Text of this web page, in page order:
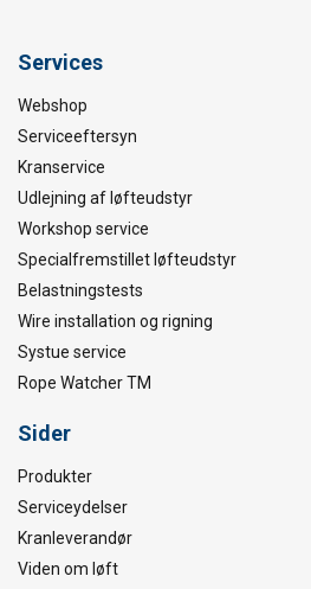
Services
Webshop
Serviceeftersyn
Kranservice
Udlejning af løfteudstyr
Workshop service
Specialfremstillet løfteudstyr
Belastningstests
Wire installation og rigning
Systue service
Rope Watcher TM
Sider
Produkter
Serviceydelser
Kranleverandør
Viden om løft